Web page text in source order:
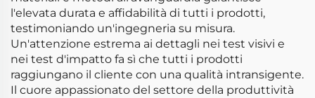
l'elevata durata e affidabilità di tutti i prodotti,
testimoniando un'ingegneria su misura.
Un'attenzione estrema ai dettagli nei test visivi e
nei test d'impatto fa sì che tutti i prodotti
raggiungano il cliente con una qualità intransigente.
Il cuore appassionato del settore della produttività